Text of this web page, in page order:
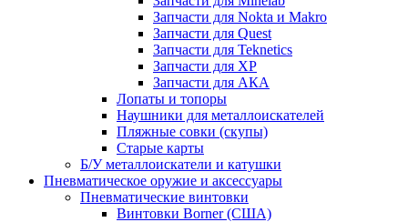
Запчасти для Nokta и Makro
Запчасти для Quest
Запчасти для Teknetics
Запчасти для XP
Запчасти для АКА
Лопаты и топоры
Наушники для металлоискателей
Пляжные совки (скупы)
Старые карты
Б/У металлоискатели и катушки
Пневматическое оружие и аксессуары
Пневматические винтовки
Винтовки Borner (США)